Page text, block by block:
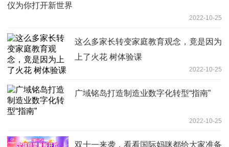
仪为你打开新世界
2022-10-25
这么多家长转变家庭教育观念，竟是因为
上了火花 树体验课
2022-10-25
广域铭岛打造制造业数字化转型“指南”
2022-10-25
双十一来袭，看看国际妈咪都给大家准备